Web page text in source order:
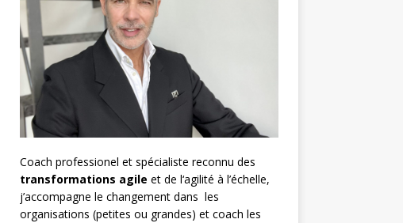
Coach professionel et spécialiste reconnu des
transformations agile et de l‘agilité à l’échelle,
j’accompagne le changement dans les
organisations (petites ou grandes) et coach les